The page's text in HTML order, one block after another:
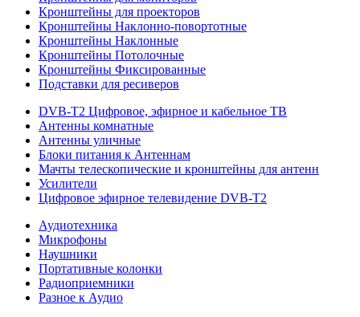
Кронштейны для проекторов
Кронштейны Наклонно-повортотные
Кронштейны Наклонные
Кронштейны Потолочные
Кронштейны Фиксированные
Подставки для ресиверов
DVB-T2 Цифровое, эфирное и кабельное ТВ
Антенны комнатные
Антенны уличные
Блоки питания к Антеннам
Мачты телескопические и кронштейны для антенн
Усилители
Цифровое эфирное телевидение DVB-Т2
Аудиотехника
Микрофоны
Наушники
Портативные колонки
Радиоприемники
Разное к Аудио